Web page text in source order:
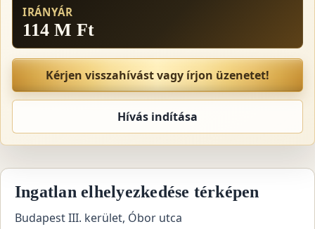
IRÁNYÁR
114 M Ft
Kérjen visszahívást vagy írjon üzenetet!
Hívás indítása
Ingatlan elhelyezkedése térképen
Budapest III. kerület, Óbor utca